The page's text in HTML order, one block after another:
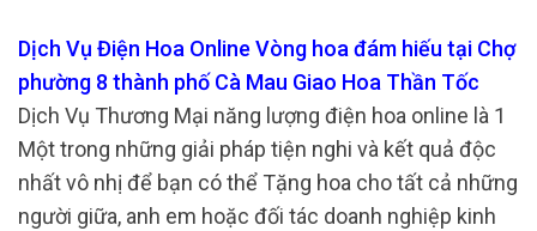
Dịch Vụ Điện Hoa Online Vòng hoa đám hiếu tại Chợ
phường 8 thành phố Cà Mau Giao Hoa Thần Tốc
Dịch Vụ Thương Mại năng lượng điện hoa online là 1
Một trong những giải pháp tiện nghi và kết quả độc
nhất vô nhị để bạn có thể Tặng hoa cho tất cả những
người giữa, anh em hoặc đối tác doanh nghiệp kinh